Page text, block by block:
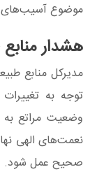
موضوع
هشدار
مدیرکل منابع
توجه به
وضعیت مراتع به
نعمت‌های الهی
صحیح عمل شود.